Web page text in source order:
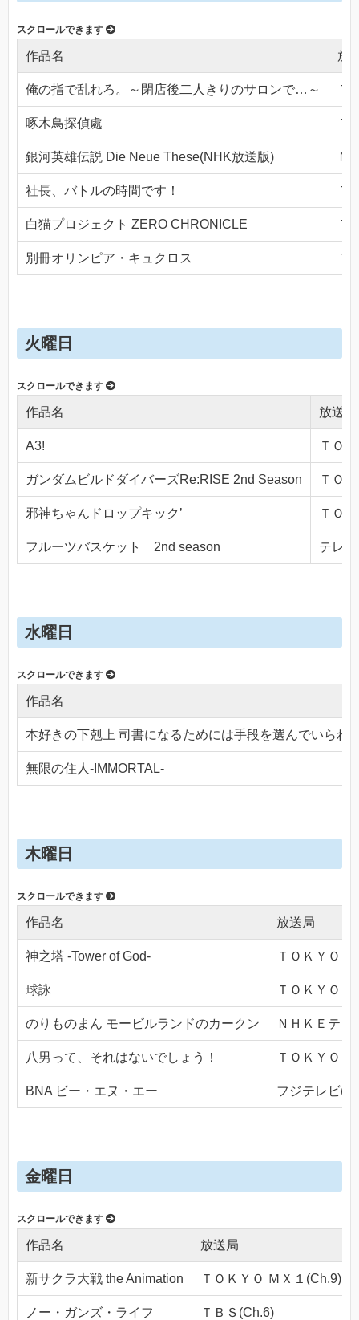
作品名 放
俺の指で乱れろ。～閉店後二人きりのサロンで…～ Ｔ
啄木鳥探偵處 Ｔ
銀河英雄伝説 Die Neue These(NHK放送版) Ｎ
社長、バトルの時間です！ Ｔ
白猫プロジェクト ZERO CHRONICLE Ｔ
別冊オリンピア・キュクロス Ｔ
火曜日
作品名 放送局
A3! ＴＯ
ガンダムビルドダイバーズRe:RISE 2nd Season ＴＯ
邪神ちゃんドロップキック’ ＴＯ
フルーツバスケット 2nd season テレ
水曜日
作品名
本好きの下剋上 司書になるためには手段を選んでいられ
無限の住人-IMMORTAL-
木曜日
作品名 放送局
神之塔 -Tower of God- ＴＯＫＹＯ
球詠 ＴＯＫＹＯ
のりものまん モービルランドのカークン ＮＨＫＥテレ
八男って、それはないでしょう！ ＴＯＫＹＯ
BNA ビー・エヌ・エー フジテレビ
金曜日
作品名 放送局
新サクラ大戦 the Animation ＴＯＫＹＯ ＭＸ１(Ch.9)
ノー・ガンズ・ライフ ＴＢＳ(Ch.6)